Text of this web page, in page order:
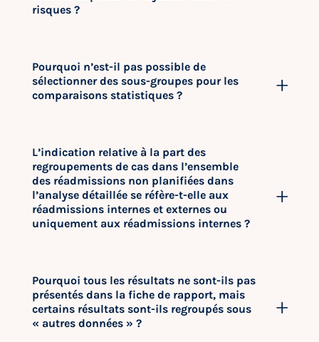
risques ?
Pourquoi n’est-il pas possible de
sélectionner des sous-groupes pour les
comparaisons statistiques ?
L’indication relative à la part des
regroupements de cas dans l’ensemble
des réadmissions non planifiées dans
l’analyse détaillée se réfère-t-elle aux
réadmissions internes et externes ou
uniquement aux réadmissions internes ?
Pourquoi tous les résultats ne sont-ils pas
présentés dans la fiche de rapport, mais
certains résultats sont-ils regroupés sous
« autres données » ?